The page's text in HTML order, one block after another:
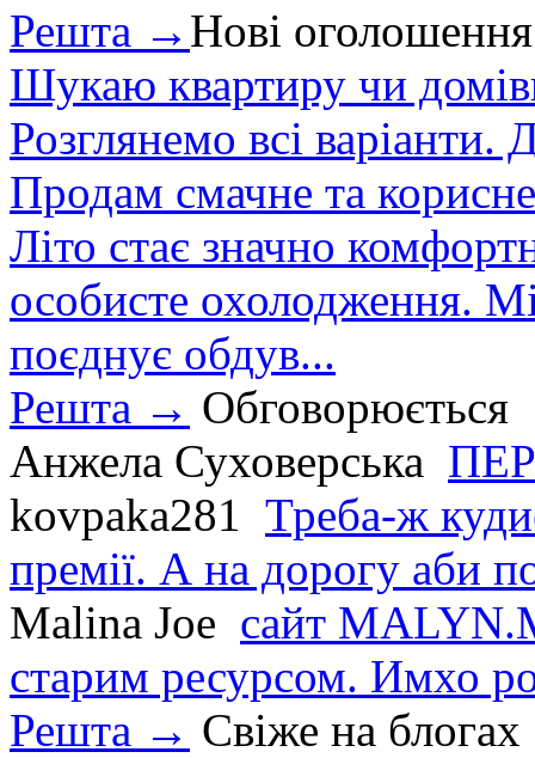
Решта → Нові оголошення
Шукаю квартиру чи
Розглянемо всі варіанти.
Продам смачне та
Літо стає значно
особисте охолодження.
поєднує обдув...
Решта → Обговорюється
Анжела Суховерська
kovpaka281 Треба-ж
премії. А на дорогу аби
Malina Joe сайт
старим ресурсом. Имхо
Решта → Свіже на блогах